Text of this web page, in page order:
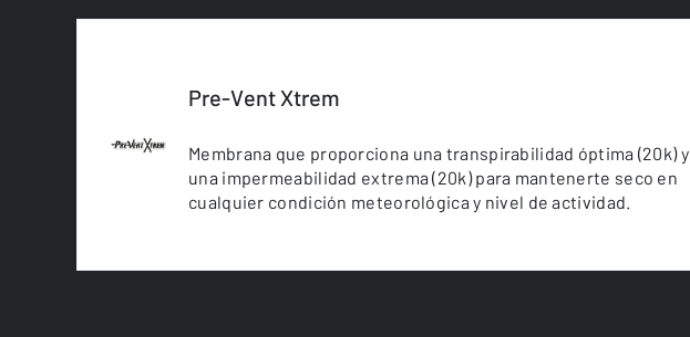
Pre-Vent Xtrem
Membrana que proporciona una transpirabilidad óptima (20k) y
una impermeabilidad extrema (20k) para mantenerte seco en
cualquier condición meteorológica y nivel de actividad.